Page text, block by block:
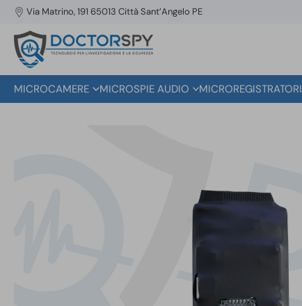
Via Matrino, 191 65013 Città Sant’Angelo PE
MICROCAMERE MICROSPIE AUDIO MICROREGISTRATORI